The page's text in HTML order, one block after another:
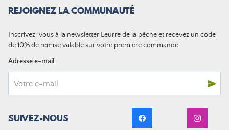
REJOIGNEZ LA COMMUNAUTÉ
Inscrivez-vous à la newsletter Leurre de la pêche et recevez un code
de 10% de remise valable sur votre première commande.
Adresse e-mail
SUIVEZ-NOUS